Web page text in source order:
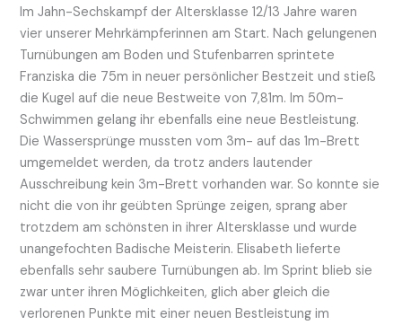
Im Jahn-Sechskampf der Altersklasse 12/13 Jahre waren
vier unserer Mehrkämpferinnen am Start. Nach gelungenen
Turnübungen am Boden und Stufenbarren sprintete
Franziska die 75m in neuer persönlicher Bestzeit und stieß
die Kugel auf die neue Bestweite von 7,81m. Im 50m-
Schwimmen gelang ihr ebenfalls eine neue Bestleistung.
Die Wassersprünge mussten vom 3m- auf das 1m-Brett
umgemeldet werden, da trotz anders lautender
Ausschreibung kein 3m-Brett vorhanden war. So konnte sie
nicht die von ihr geübten Sprünge zeigen, sprang aber
trotzdem am schönsten in ihrer Altersklasse und wurde
unangefochten Badische Meisterin. Elisabeth lieferte
ebenfalls sehr saubere Turnübungen ab. Im Sprint blieb sie
zwar unter ihren Möglichkeiten, glich aber gleich die
verlorenen Punkte mit einer neuen Bestleistung im